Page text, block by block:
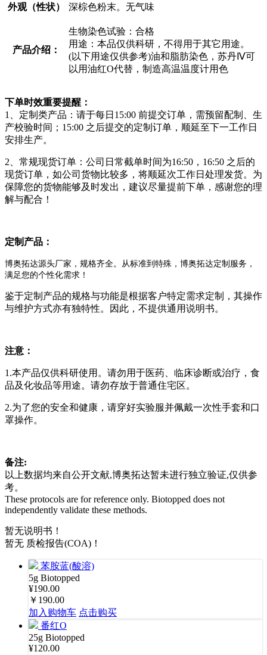
外观（性状）
深棕色粉末。无气味
产品介绍：
生物染色试验：合格
用途：本品仅供科研，不得用于其它用途。
(以下用途仅供参考)油和脂肪染色，苏丹Ⅳ可
以用油红O代替，制造高温温度计用色
下单时效重要提醒：
1、定制类产品：请于每日15:00 前提交订单，需预留配制、生
产校验时间；15:00 之后提交的定制订单，顺延至下一工作日
安排生产。
2、常规现货订单：公司日常截单时间为16:50，16:50 之后的
现货订单，如公司货物比较多，将顺延次工作日处理发货。为
保障您的货物能够及时发出，建议尽量提前下单，感谢您的理
解与配合！
定制产品：
博奥拓达源头厂家，规格齐全。从标准到特殊，博奥拓达定制服务，
满足您的个性化需求！
鉴于定制产品的规格与功能是根据客户特定需求定制，其操作
与维护方式亦有独特性。因此，不提供通用说明书。
注意：
1.本产品仅供科研使用。请勿用于医药、临床诊断或治疗，食
品及化妆品等用途。请勿存放于普通住宅区。
2.为了您的安全和健康，请穿好实验服并佩戴一次性手套和口
罩操作。
备注:
以上数据均来自公开文献,博奥拓达暂未进行独立验证,仅供参
考。
These protocols are for reference only. Biotopped does not
independently validate these methods.
暂无说明书！
暂无 质检报告(COA)！
苯胺蓝(酸溶)
5g Biotopped
¥190.00
￥190.00
加入购物车 点击购买
番红O
25g Biotopped
¥120.00